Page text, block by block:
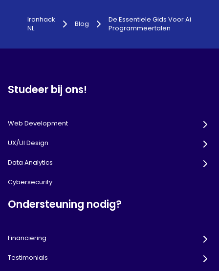
Ironhack
NL
Blog
De Essentiele Gids Voor Ai
Programmeertalen
Studeer bij ons!
Web Development
UX/UI Design
Data Analytics
Cybersecurity
Ondersteuning nodig?
Financiering
Testimonials